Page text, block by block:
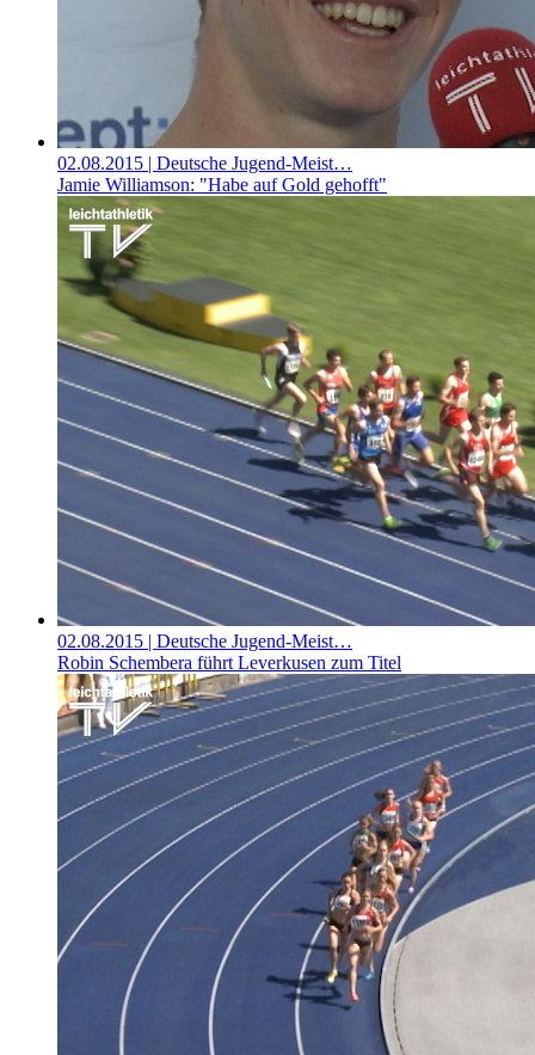
02.08.2015 | Deutsche Jugend-Meist…
Jamie Williamson: "Habe auf Gold gehofft"
02.08.2015 | Deutsche Jugend-Meist…
Robin Schembera führt Leverkusen zum Titel